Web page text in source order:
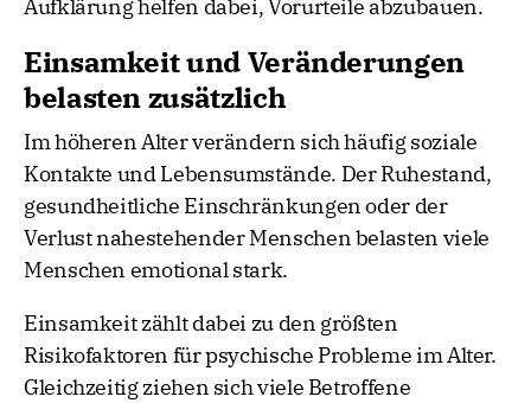
Aufklärung helfen dabei, Vorurteile abzubauen.
Einsamkeit und Veränderungen
belasten zusätzlich
Im höheren Alter verändern sich häufig soziale
Kontakte und Lebensumstände. Der Ruhestand,
gesundheitliche Einschränkungen oder der
Verlust nahestehender Menschen belasten viele
Menschen emotional stark.
Einsamkeit zählt dabei zu den größten
Risikofaktoren für psychische Probleme im Alter.
Gleichzeitig ziehen sich viele Betroffene